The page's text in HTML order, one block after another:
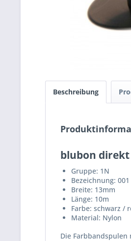
Beschreibung
blubon direkt
Gruppe: 1N
Bezeichnung: 001
Breite: 13mm
Länge: 10m
Farbe: schwarz /
Material: Nylon
Die Farbbandspulen